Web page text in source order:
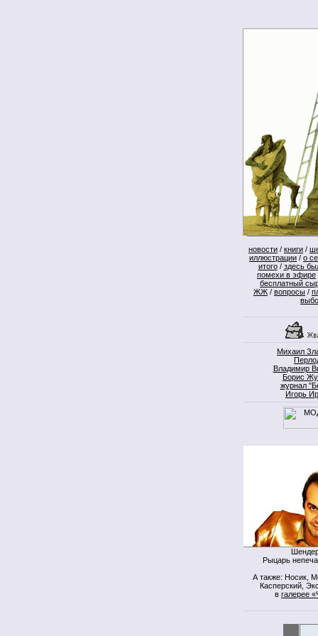
новости / книги /
иллюстрации / о
итого/ здесь
помехи в эфире
бесплатный
ЖЖ / вопросы /
Михаил
Владимир
Борис
журнал
Игорь
Рыцарь
А также: Носик,
Касперский,
в галерее